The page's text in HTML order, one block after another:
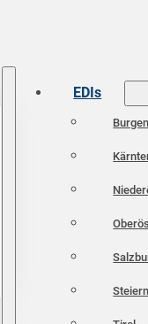
EDIs